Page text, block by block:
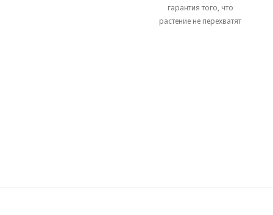
гарантия того, что
растение не перехватят